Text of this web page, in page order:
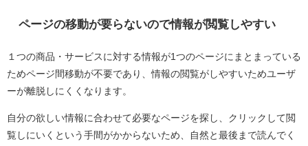
ページの移動が要らないので情報が閲覧しやすい
１つの商品・サービスに対する情報が1つのページにまとまっている
ためページ間移動が不要であり、情報の閲覧がしやすいためユーザ
ーが離脱しにくくなります。
自分の欲しい情報に合わせて必要なページを探し、クリックして閲
覧しにいくという手間がかからないため、自然と最後まで読んでく